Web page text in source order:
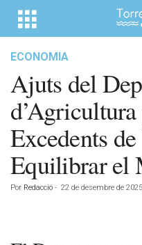
ECONOMIA
Ajuts del
Excedents
Equilibrar el
Por Redacció - 22 de desembre de 2025